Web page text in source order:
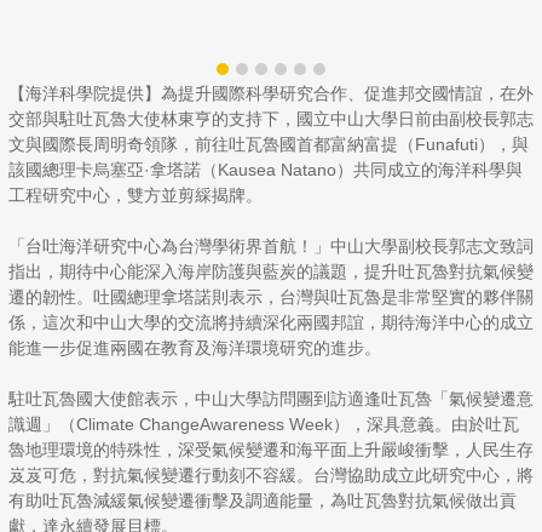
【海洋科學院提供】為提升國際科學研究合作、促進邦交國情誼，在外
交部與駐吐瓦魯大使林東亨的支持下，國立中山大學日前由副校長郭志
文與國際長周明奇領隊，前往吐瓦魯國首都富納富提（Funafuti），與
該國總理卡烏塞亞·拿塔諾（Kausea Natano）共同成立的海洋科學與
工程研究中心，雙方並剪綵揭牌。
「台吐海洋研究中心為台灣學術界首航！」中山大學副校長郭志文致詞
指出，期待中心能深入海岸防護與藍炭的議題，提升吐瓦魯對抗氣候變
遷的韌性。吐國總理拿塔諾則表示，台灣與吐瓦魯是非常堅實的夥伴關
係，這次和中山大學的交流將持續深化兩國邦誼，期待海洋中心的成立
能進一步促進兩國在教育及海洋環境研究的進步。
駐吐瓦魯國大使館表示，中山大學訪問團到訪適逢吐瓦魯「氣候變遷意
識週」（Climate ChangeAwareness Week），深具意義。由於吐瓦
魯地理環境的特殊性，深受氣候變遷和海平面上升嚴峻衝擊，人民生存
岌岌可危，對抗氣候變遷行動刻不容緩。台灣協助成立此研究中心，將
有助吐瓦魯減緩氣候變遷衝擊及調適能量，為吐瓦魯對抗氣候做出貢
獻，達永續發展目標。